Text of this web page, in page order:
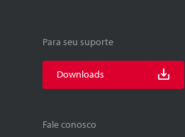
Para seu suporte
Downloads
Fale conosco